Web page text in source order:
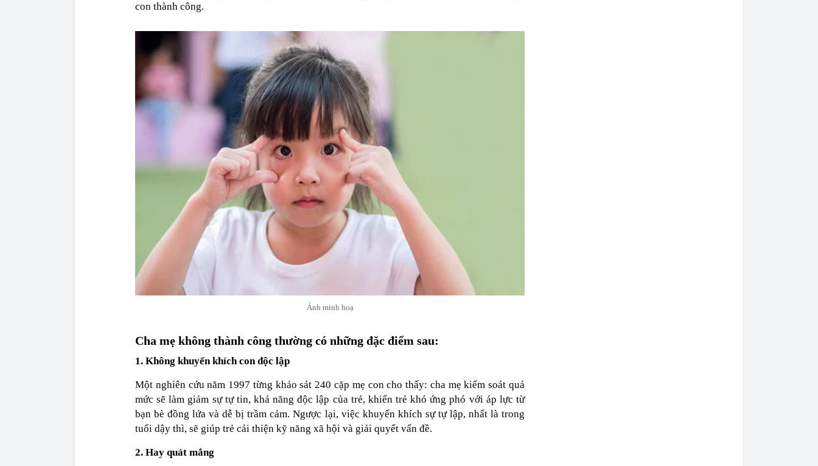
con thành công.
Ảnh minh hoạ
Cha mẹ không thành công thường có những đặc điểm sau:
1. Không khuyến khích con độc lập
Một nghiên cứu năm 1997 từng khảo sát 240 cặp mẹ con cho thấy: cha mẹ kiểm soát quá
mức sẽ làm giảm sự tự tin, khả năng độc lập của trẻ, khiến trẻ khó ứng phó với áp lực từ
bạn bè đồng lứa và dễ bị trầm cảm. Ngược lại, việc khuyến khích sự tự lập, nhất là trong
tuổi dậy thì, sẽ giúp trẻ cải thiện kỹ năng xã hội và giải quyết vấn đề.
2. Hay quát mắng